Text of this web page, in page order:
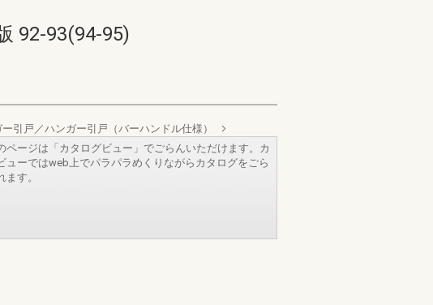
92-93(94-95)
引戸／ハンガー引戸（バーハンドル仕様）
ページは「カタログビュー」でごらんいただけます。カ
ューではweb上でパラパラめくりながらカタログをごら
ます。